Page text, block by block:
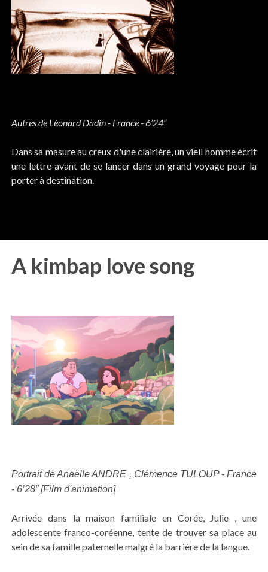
Autres de Léonard Dadin - France - 6’24”
Dans sa masure au creux d'une clairière, un vieil homme écrit
une lettre avant de se lancer dans un grand voyage pour la
porter à destination.
A kimbap love song
Portrait de Anaëlle ANDRE , Clémence TULOUP - France
- 6’28” [Film d'animation]
Arrivée dans la maison familiale en Corée, Julie , une
adolescente franco-coréenne, tente de trouver sa place au
sein de sa famille paternelle malgré la barrière de la langue.